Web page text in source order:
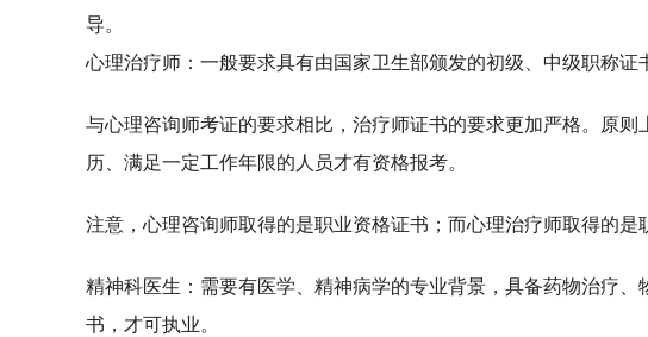
导。
心理治疗师： 一般要求具有由国家卫生部颁发的初级、中级职称证
与心理咨询师考证的要求相比，治疗师证书的要求更加严格。原
历、满足一定工作年限的人员才有资格报考。
注意，心理咨询师取得的是职业资格证书；而心理治疗师取得的是
精神科医生： 需要有医学、精神病学的专业背景 ，具备药物治疗
书 ，才可执业。